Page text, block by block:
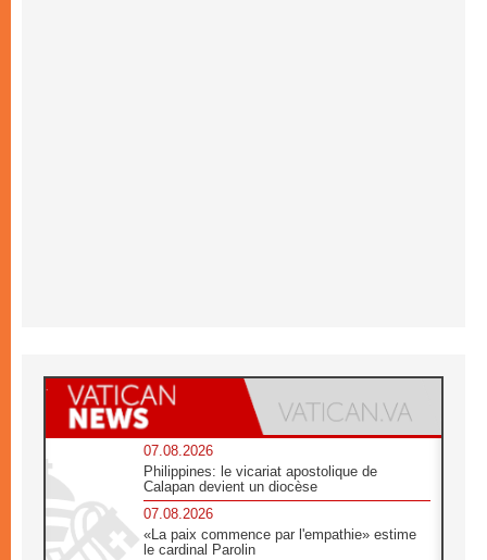
07.08.2026
Philippines: le vicariat apostolique de
Calapan devient un diocèse
07.08.2026
«La paix commence par l'empathie» estime
le cardinal Parolin